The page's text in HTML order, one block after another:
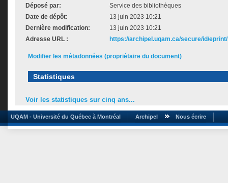
Déposé par:
Service des bibliothèques
Date de dépôt:
13 juin 2023 10:21
Dernière modification:
13 juin 2023 10:21
Adresse URL :
https://archipel.uqam.ca/secure/id/
Modifier les métadonnées (propriétaire du document)
Statistiques
Voir les statistiques sur cinq ans...
UQAM - Université du Québec à Montréal Archipel Nous écrire